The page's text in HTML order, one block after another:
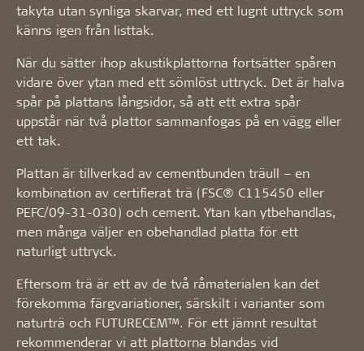
takyta utan synliga skarvar, med ett lugnt uttryck som
känns igen från listtak.
När du sätter ihop akustikplattorna fortsätter spåren
vidare över ytan med ett sömlöst uttryck. Det är halva
spår på plattans långsidor, så att ett extra spår
uppstår när två plattor sammanfogas på en vägg eller
ett tak.
Plattan är tillverkad av cementbunden träull – en
kombination av certifierat trä (FSC® C115450 eller
PEFC/09-31-030) och cement. Ytan kan ytbehandlas,
men många väljer en obehandlad platta för ett
naturligt uttryck.
Eftersom trä är ett av de två råmaterialen kan det
förekomma färgvariationer, särskilt i varianter som
naturträ och FUTURECEM™. För ett jämnt resultat
rekommenderar vi att plattorna blandas vid